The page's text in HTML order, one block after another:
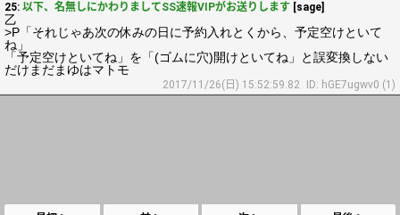
25: 以下、名無しにかわりましてSS速報VIPがお送りします [sage]
乙
>P「それじゃあ次の休みの日に予約入れとくから、予定空けといて
ね」
「予定空けといてね」を「(ゴムに穴)開けといてね」と誤変換しない
だけまだまゆはマトモ
2017/11/26(日) 15:52:59.82 ID: hGE7ugwv0 (1)